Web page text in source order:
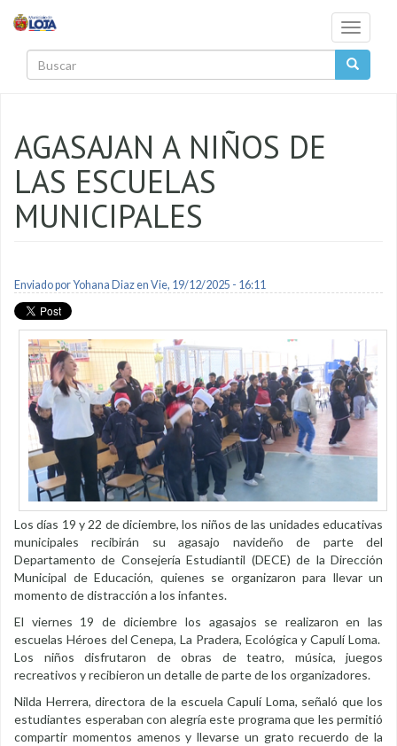
Toggle
AGASAJAN A NIÑOS DE
LAS ESCUELAS
MUNICIPALES
Enviado porYohana Diazen Vie, 19/12/2025 - 16:11
Los días 19 y 22 de diciembre, los niños de las unidades educativas
municipales recibirán su agasajo navideño de parte del
Departamento de Consejería Estudiantil (DECE) de la Dirección
Municipal de Educación, quienes se organizaron para llevar un
momento de distracción a los infantes.
El viernes 19 de diciembre los agasajos se realizaron en las
escuelas Héroes del Cenepa, La Pradera, Ecológica y Capulí Loma.
Los niños disfrutaron de obras de teatro, música, juegos
recreativos y recibieron un detalle de parte de los organizadores.
Nilda Herrera, directora de la escuela Capulí Loma, señaló que los
estudiantes esperaban con alegría este programa que les permitió
compartir momentos amenos y llevarse un grato recuerdo de la